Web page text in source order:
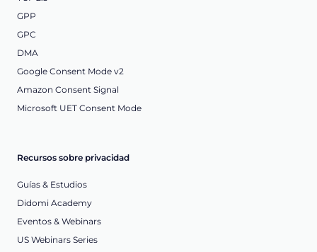
GPP
GPC
DMA
Google Consent Mode v2
Amazon Consent Signal
Microsoft UET Consent Mode
Recursos sobre privacidad
Guías & Estudios
Didomi Academy
Eventos & Webinars
US Webinars Series